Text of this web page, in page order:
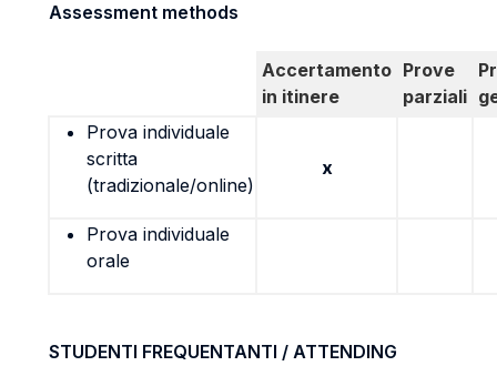
Assessment methods
Accertamento
in itinere
Prove
parziali
Prova individuale
scritta
(tradizionale/online)
x
Prova individuale
orale
STUDENTI FREQUENTANTI / ATTENDING